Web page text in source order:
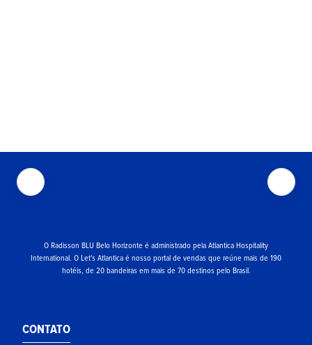
O Radisson BLU Belo Horizonte é administrado pela Atlantica Hospitality
International. O Let's Atlantica é nosso portal de vendas que reúne mais de 190
hotéis, de 20 bandeiras em mais de 70 destinos pelo Brasil.
CONTATO